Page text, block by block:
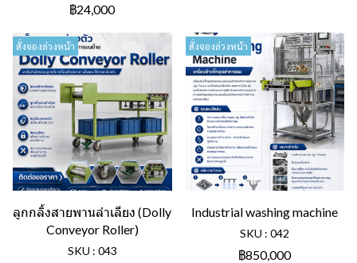
฿24,000
สั่งจองล่วงหน้า
ลูกกลิ้งสายพานลำเลียง (Dolly
Conveyor Roller)
SKU : 043
สั่งจองล่วงหน้า
Industrial washing machine
SKU : 042
฿850,000